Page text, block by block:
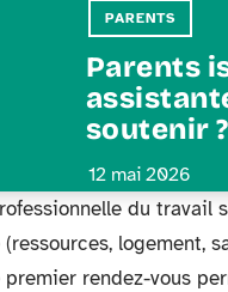
PARENTS
Parents
soutenir ?
12 mai 2026
du travail
logement,
rendez-vous